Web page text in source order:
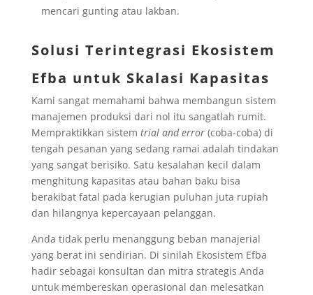
mencari gunting atau lakban.
Solusi Terintegrasi Ekosistem
Efba untuk Skalasi Kapasitas
Kami sangat memahami bahwa membangun sistem
manajemen produksi dari nol itu sangatlah rumit.
Mempraktikkan sistem trial and error(coba-coba) di
tengah pesanan yang sedang ramai adalah tindakan
yang sangat berisiko. Satu kesalahan kecil dalam
menghitung kapasitas atau bahan baku bisa
berakibat fatal pada kerugian puluhan juta rupiah
dan hilangnya kepercayaan pelanggan.
Anda tidak perlu menanggung beban manajerial
yang berat ini sendirian. Di sinilah Ekosistem Efba
hadir sebagai konsultan dan mitra strategis Anda
untuk membereskan operasional dan melesatkan